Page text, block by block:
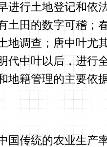
进行土地登记和依
土田的数字可稽；
地调查；唐中叶尤
代中叶以后，进行
地籍管理的主要依
国传统的农业生产